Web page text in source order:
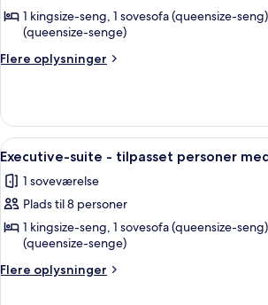
Executive-
suite
1 kingsize-seng, 1 sovesofa (queensize-
(queensize-senge)
Flere oplysninger
Flere
suite
Indlæs
alle
billeder
af
Executive-
suite
-
Pengeskab
6
Executive-suite - tilpasset personer
1 soveværelse
Plads til 8 personer
1 kingsize-seng, 1 sovesofa (queensize-
(queensize-senge)
Flere oplysninger
Flere